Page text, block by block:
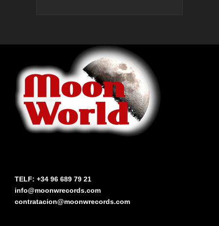
TELF: +34 96 689 79 21
info@moonwrecords.com
contratacion@moonwrecords.com